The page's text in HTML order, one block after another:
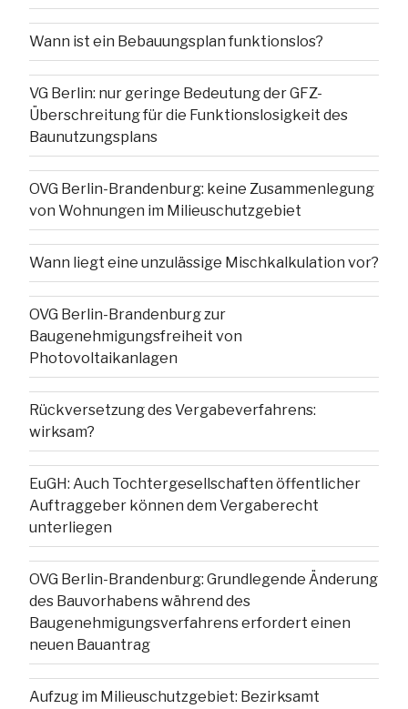
Wann ist ein Bebauungsplan funktionslos?
VG Berlin: nur geringe Bedeutung der GFZ-
Überschreitung für die Funktionslosigkeit des
Baunutzungsplans
OVG Berlin-Brandenburg: keine Zusammenlegung
von Wohnungen im Milieuschutzgebiet
Wann liegt eine unzulässige Mischkalkulation vor?
OVG Berlin-Brandenburg zur
Baugenehmigungsfreiheit von
Photovoltaikanlagen
Rückversetzung des Vergabeverfahrens:
wirksam?
EuGH: Auch Tochtergesellschaften öffentlicher
Auftraggeber können dem Vergaberecht
unterliegen
OVG Berlin-Brandenburg: Grundlegende Änderung
des Bauvorhabens während des
Baugenehmigungsverfahrens erfordert einen
neuen Bauantrag
Aufzug im Milieuschutzgebiet: Bezirksamt